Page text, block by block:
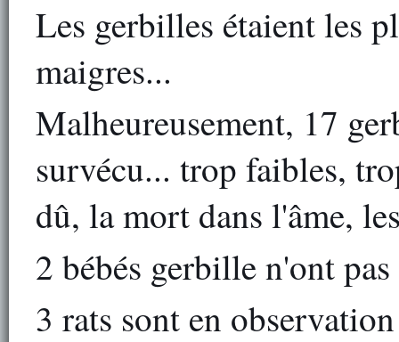
Les gerbilles étaient les
maigres...
Malheureusement, 17
survécu... trop faibles,
dû, la mort dans l'âme,
2 bébés gerbille n'ont
3 rats sont en